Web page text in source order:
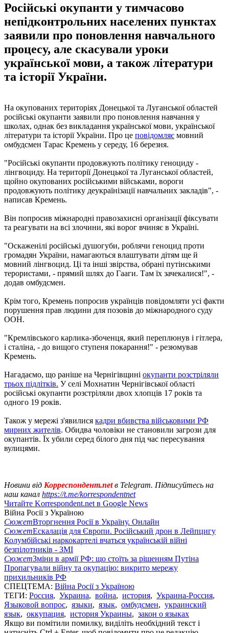
Російські окупанти у тимчасово
непідконтрольних населених пунктах
заявили про поновлення навчального
процесу, але скасували уроки
української мови, а також літератури
та історії України.
На окупованих територіях Донецької та Луганської областей
російські окупанти заявили про поновлення навчання у
школах, однак без викладання української мови, української
літератури та історії України. Про це повідомляє мовний
омбудсмен Тарас Кремень у середу, 16 березня.
"Російські окупанти продовжують політику геноциду -
лінгвоциду. На території Донецької та Луганської областей,
щойно окупованих російськими військами, вороги
продовжують політику деукраїнізації навчальних закладів", -
написав Кремень.
Він попросив міжнародні правозахисні організації фіксувати
та реагувати на всі злочини, які ворог вчиняє в Україні.
"Оскаженілі російські душогуби, роблячи геноцид проти
громадян України, намагаються влаштувати дітям ще й
мовний лінгвоцид. Ці та інші звірства, обрані путінськими
терористами, - прямий шлях до Гааги. Там їх зачекалися!", -
додав омбудсмен.
Крім того, Кремень попросив українців повідомляти усі факти
порушення прав людини для позовів до міжнародного суду
ООН.
"Кремлівського карлика-збоченця, який переплюнув і гітлера,
і сталіна, - до вищого ступеня покарання!" - резюмував
Кремень.
Нагадаємо, що раніше на Чернігівщині окупанти розстріляли
трьох підлітків. У селі Мохнатин Чернігівської області
російські окупанти розстріляли двох хлопців 17 років та
одного 19 років.
Також у мережі з'явилися кадри вбивства військовими РФ
мирних жителів. Обидва чоловіки не становили загрози для
окупантів. Їх убили серед білого дня під час пересування
вулицями.
Новини від Корреспондент.netв Telegram. Підписуйтесь на
наш канал https://t.me/korrespondentnet
Читайте Korrespondent.net в Google News
Війна Росії з Україною
СюжетВторгнення Росії в Україну. Онлайн
СюжетЕскалація для Європи. Російський дрон в Лейпцигу
Колумбійські наркокартелі вчаться українській війні
безпілотників - ЗМІ
СюжетЗміни в армії РФ: що стоїть за рішенням Путіна
Пропагували війну та окупацію: викрито мережу
прихильників РФ
СПЕЦТЕМА: Війна Росії з Україною
ТЕГИ: Россия, Украина, война, история, Украина-Россия,
Языковой вопрос, языки, язык, омбудсмен, украинский
язык, оккупация, история Украины, закон о языках
Якщо ви помітили помилку, виділіть необхідний текст і